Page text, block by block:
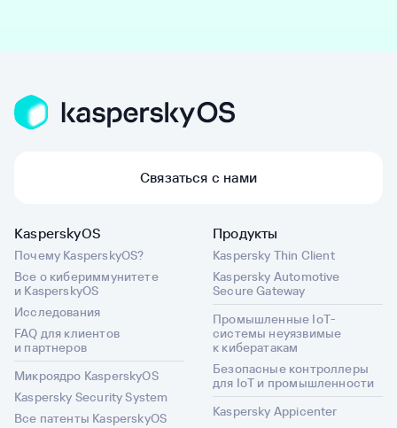
Связаться с нами
KasperskyOS
Почему KasperskyOS?
Все о кибериммунитете
и KasperskyOS
Исследования
FAQ для клиентов
и партнеров
Микроядро KasperskyOS
Kaspersky Security System
Все патенты KasperskyOS
Продукты
Kaspersky Thin Client
Kaspersky Automotive
Secure Gateway
Промышленные IoT-
системы неуязвимые
к кибератакам
Безопасные контроллеры
для IoT и промышленности
Kaspersky Appicenter